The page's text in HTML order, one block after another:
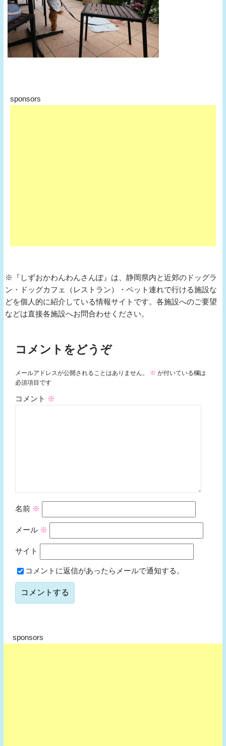
sponsors
※『しずおかわんわんさんぽ』は、静岡県内と近郊のドッグラ
ン・ドッグカフェ（レストラン）・ペット連れで行ける施設な
どを個人的に紹介している情報サイトです。各施設へのご要望
などは直接各施設へお問合わせください。
コメントをどうぞ
メールアドレスが公開されることはありません。 ※ が付いている欄は
必須項目です
コメント ※
名前 ※
メール ※
サイト
コメントに返信があったらメールで通知する。
sponsors